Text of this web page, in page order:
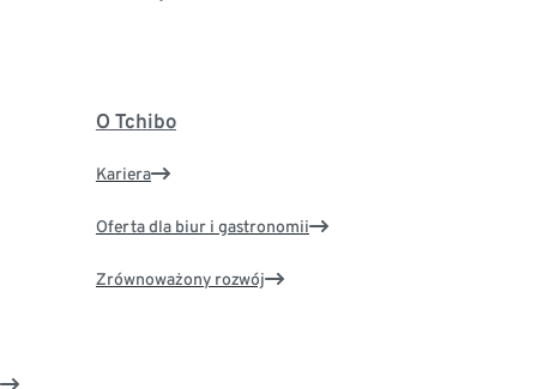
O Tchibo
Kariera
Oferta dla biur i gastronomii
Zrównoważony rozwój